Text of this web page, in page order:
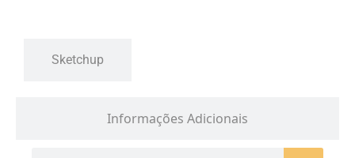
Informações Adicionais
Sketchup